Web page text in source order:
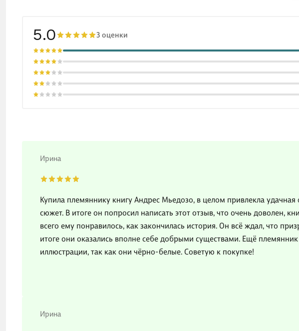
5.0 3 оценки
Ирина
Купила племяннику книгу Андрес Мьедозо, в целом привлекла
сюжет. В итоге он попросил написать этот отзыв, что очень доволен,
всего ему понравилось, как закончилась история. Он всё ждал, что
итоге они оказались вполне себе добрыми существами. Ещё племянник
иллюстрации, так как они чёрно-белые. Советую к покупке!
Ирина